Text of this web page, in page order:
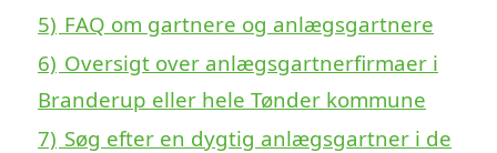
5) FAQ om gartnere og anlægsgartnere
6) Oversigt over anlægsgartnerfirmaer i
Branderup eller hele Tønder kommune
7) Søg efter en dygtig anlægsgartner i de